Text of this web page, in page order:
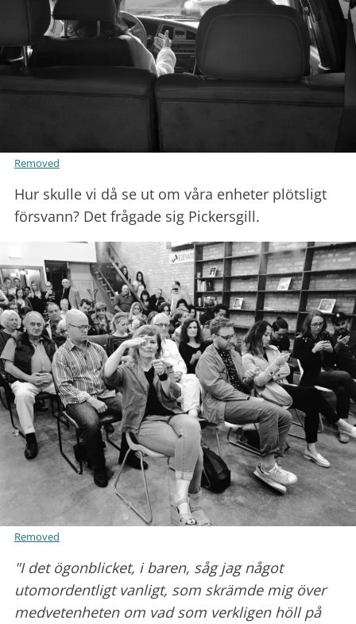
Removed
Hur skulle vi då se ut om våra enheter plötsligt
försvann? Det frågade sig Pickersgill.
Removed
"I det ögonblicket, i baren, såg jag något
utomordentligt vanligt, som skrämde mig över
medvetenheten om vad som verkligen höll på